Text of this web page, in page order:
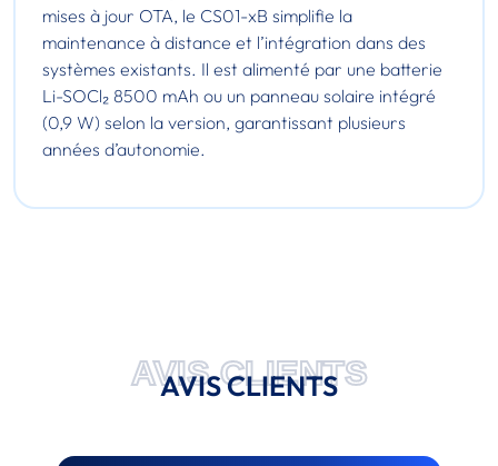
mises à jour OTA, le CS01-xB simplifie la
maintenance à distance et l’intégration dans des
systèmes existants. Il est alimenté par une batterie
Li-SOCl₂ 8500 mAh ou un panneau solaire intégré
(0,9 W) selon la version, garantissant plusieurs
années d’autonomie.
AVIS CLIENTS
AVIS CLIENTS